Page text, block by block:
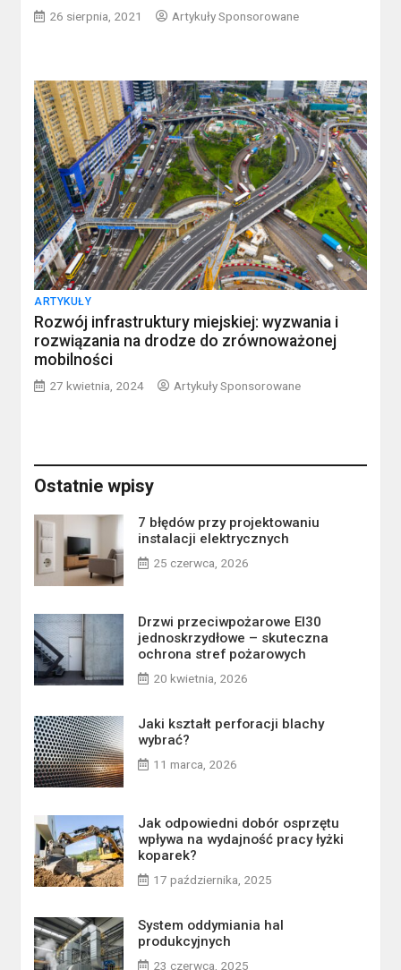
26 sierpnia, 2021 Artykuły Sponsorowane
ARTYKUŁY
Rozwój infrastruktury miejskiej: wyzwania i
rozwiązania na drodze do zrównoważonej
mobilności
27 kwietnia, 2024 Artykuły Sponsorowane
Ostatnie wpisy
7 błędów przy projektowaniu
instalacji elektrycznych
25 czerwca, 2026
Drzwi przeciwpożarowe EI30
jednoskrzydłowe – skuteczna
ochrona stref pożarowych
20 kwietnia, 2026
Jaki kształt perforacji blachy
wybrać?
11 marca, 2026
Jak odpowiedni dobór osprzętu
wpływa na wydajność pracy łyżki
koparek?
17 października, 2025
System oddymiania hal
produkcyjnych
23 czerwca, 2025